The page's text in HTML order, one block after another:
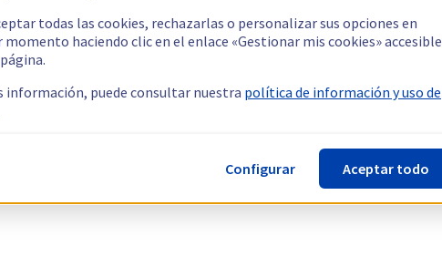
todas las cookies, rechazarlas o personalizar sus opciones en
momento haciendo clic en el enlace «Gestionar mis cookies» accesible
información, puede consultar nuestra política de información y uso de
Configurar Aceptar todo